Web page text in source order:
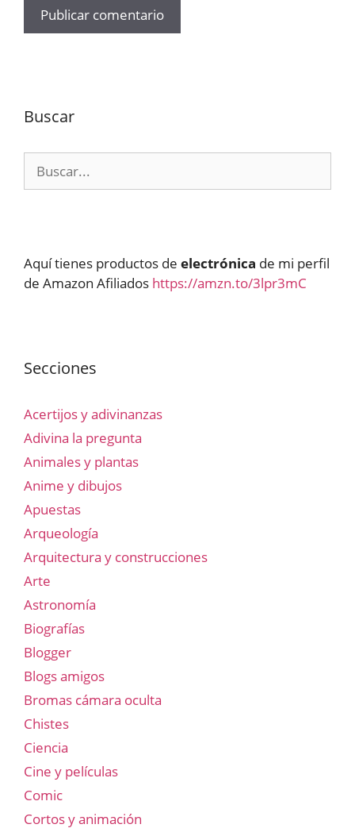
Buscar
Aquí tienes productos de electrónica de mi perfil
de Amazon Afiliados https://amzn.to/3lpr3mC
Secciones
Acertijos y adivinanzas
Adivina la pregunta
Animales y plantas
Anime y dibujos
Apuestas
Arqueología
Arquitectura y construcciones
Arte
Astronomía
Biografías
Blogger
Blogs amigos
Bromas cámara oculta
Chistes
Ciencia
Cine y películas
Comic
Cortos y animación